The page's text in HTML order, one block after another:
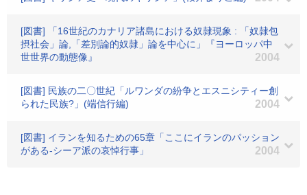
[図書] 「16世紀のカナリア諸島における奴隷現象 : 「奴隷包
摂社会」論,「差別論的奴隷」論を中心に」『ヨーロッパ中
世世界の動態像』
2004
[図書] 民族の二〇世紀「ルワンダの紛争とエスニシティー創
られた民族?」(端信行編)
2004
[図書] イランを知るための65章「ここにイランのパッション
がある-シーア派の哀悼行事」
2004